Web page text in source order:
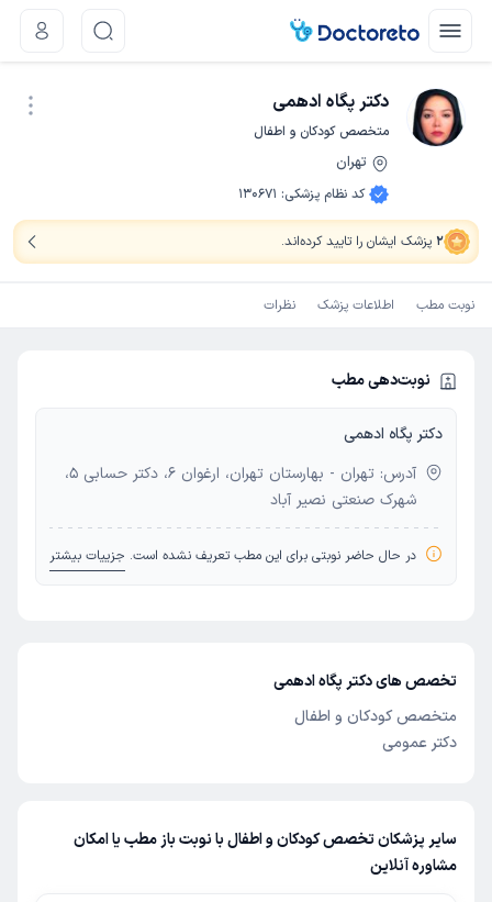
دکتر پگاه ادهمی
متخصص کودکان و اطفال
تهران
کد نظام پزشکی:
130671
2 پزشک ایشان را تایید کرده‌اند.
نوبت مطب اطلاعات پزشک نظرات
نوبت‌دهی مطب
دکتر پگاه ادهمی
آدرس: تهران - بهارستان تهران، ارغوان 6، دکتر حسابی 5،
شهرک صنعتی نصیر آباد
در حال حاضر نوبتی برای این مطب تعریف نشده است. جزییات بیشتر
تخصص های دکتر پگاه ادهمی
متخصص کودکان و اطفال
دکتر عمومی
سایر پزشکان تخصص کودکان و اطفال با نوبت باز مطب یا امکان
مشاوره آنلاین